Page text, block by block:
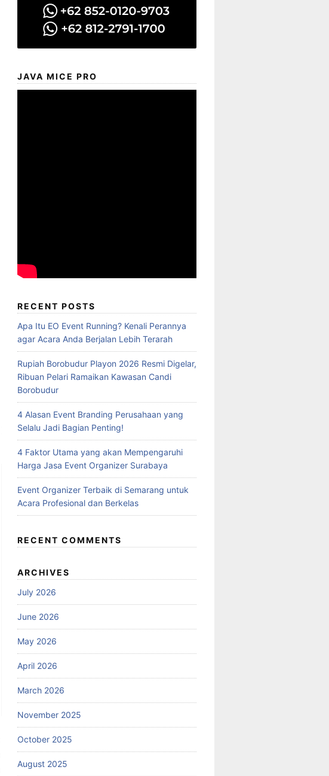
JAVA MICE PRO
RECENT POSTS
Apa Itu EO Event Running? Kenali Perannya
agar Acara Anda Berjalan Lebih Terarah
Rupiah Borobudur Playon 2026 Resmi Digelar,
Ribuan Pelari Ramaikan Kawasan Candi
Borobudur
4 Alasan Event Branding Perusahaan yang
Selalu Jadi Bagian Penting!
4 Faktor Utama yang akan Mempengaruhi
Harga Jasa Event Organizer Surabaya
Event Organizer Terbaik di Semarang untuk
Acara Profesional dan Berkelas
RECENT COMMENTS
ARCHIVES
July 2026
June 2026
May 2026
April 2026
March 2026
November 2025
October 2025
August 2025